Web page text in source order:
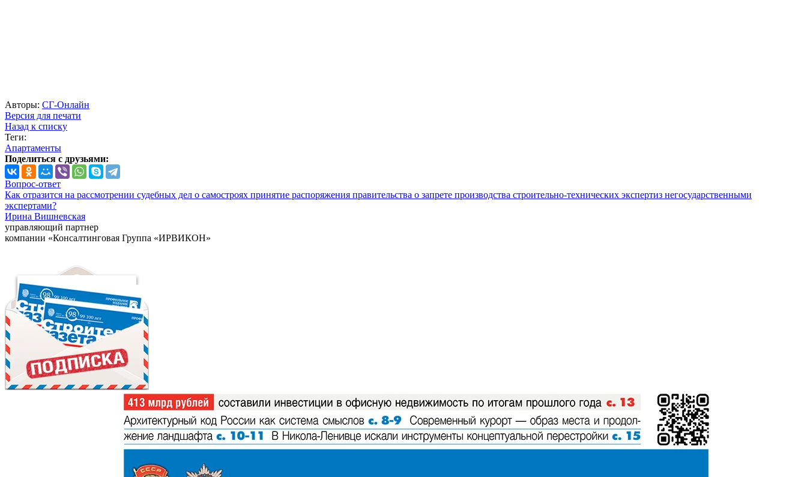
Авторы: СГ-Онлайн
Версия для печати
Назад к списку
Теги:
Апартаменты
Поделиться с друзьями:
Вопрос-ответ
Как отразится на рассмотрении судебных дел о самостроях принятие распоряжения правительства о запрете производства строительно-технических экспертиз негосударственными
экспертами?
Ирина Вишневская
управляющий партнер
компании «Консалтинговая Группа «ИРВИКОН»